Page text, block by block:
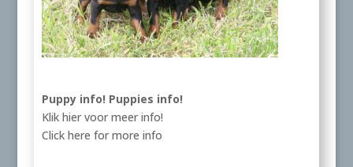
Puppy info! Puppies info!
Klik hier voor meer info!
Click here for more info